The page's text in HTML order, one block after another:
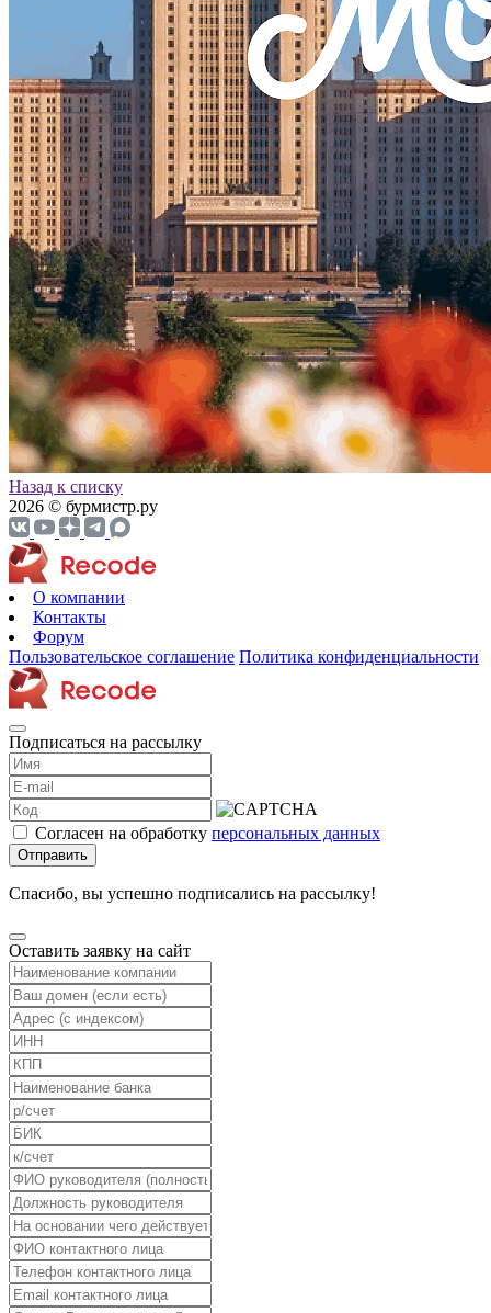
Назад к списку
2026 © бурмистр.ру
О компании
Контакты
Форум
Пользовательское соглашение Политика конфиденциальности
Подписаться на рассылку
Согласен на обработку персональных данных
Отправить
Спасибо, вы успешно подписались на рассылку!
Оставить заявку на сайт